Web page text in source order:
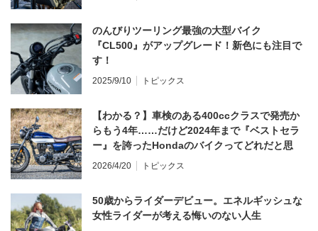
のんびりツーリング最強の大型バイク
『CL500』がアップグレード！新色にも注目で
す！
2025/9/10 トピックス
【わかる？】車検のある400ccクラスで発売か
らもう4年……だけど2024年まで『ベストセラ
ー』を誇ったHondaのバイクってどれだと思
う？
2026/4/20 トピックス
50歳からライダーデビュー。エネルギッシュな
女性ライダーが考える悔いのない人生